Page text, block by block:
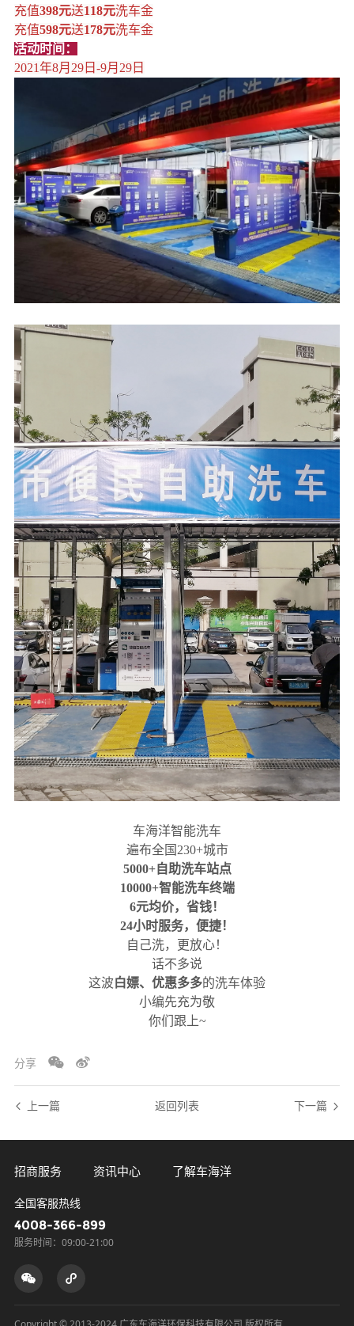
充值398元送118元洗车金
充值598元送178元洗车金
活动时间：
2021年8月29日-9月29日
车海洋智能洗车
遍布全国230+城市
5000+自助洗车站点
10000+智能洗车终端
6元均价，省钱！
24小时服务，便捷！
自己洗，更放心！
话不多说
这波白嫖、优惠多多的洗车体验
小编先充为敬
你们跟上~
分享
上一篇 返回列表 下一篇
招商服务 资讯中心 了解车海洋
全国客服热线
4008-366-899
服务时间：09:00-21:00